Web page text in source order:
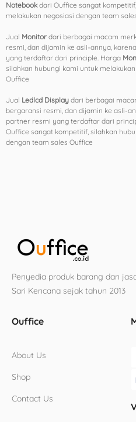
Notebookdari Ouffice sangat
melakukan negosiasi dengan team
Jual Monitor dari berbagai macam
resmi, dan dijamin ke asli-annya,
yang terdaftar dari principle. Harga
silahkan hubungi kami untuk
Ouffice
Jual Ledlcd Display dari berbagai
bergaransi resmi, dan dijamin ke asli-
partner resmi yang terdaftar dari
Ouffice sangat kompetitif, silahkan
dengan team sales Ouffice
Penyedia produk barang dan
Sari Kencana sejak tahun 2013
Ouffice
About Us
Shop
Contact Us